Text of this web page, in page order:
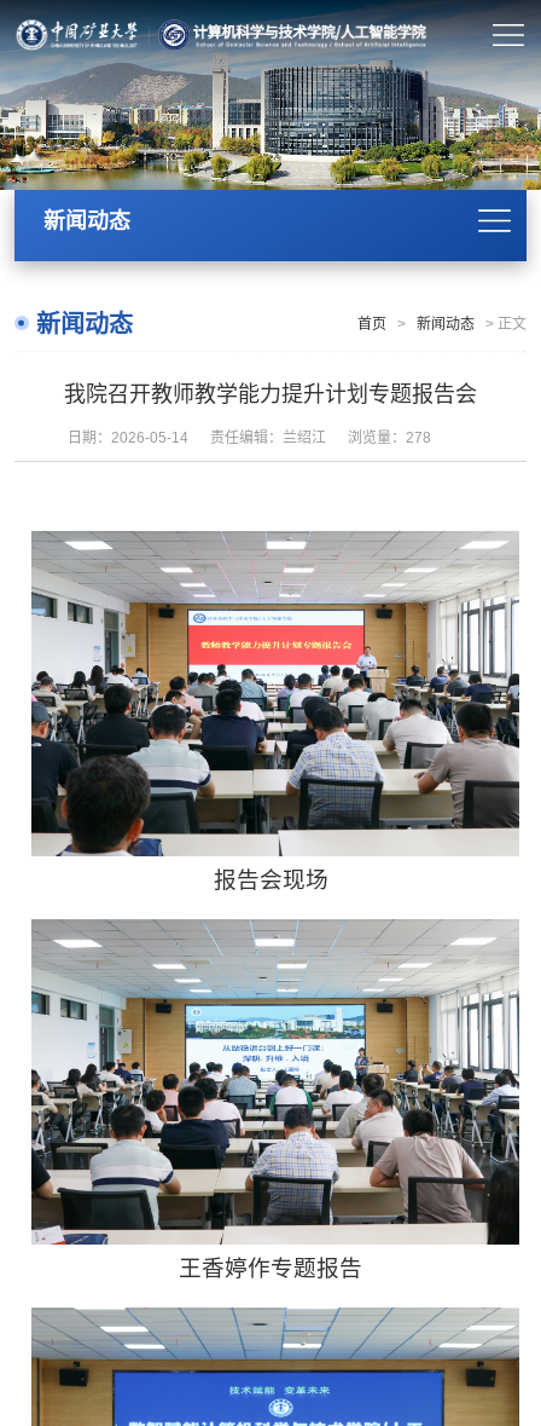
新闻动态
新闻动态 首页 > 新闻动态 >正文
我院召开教师教学能力提升计划专题报告会
日期：2026-05-14 责任编辑：兰绍江 浏览量： 278
报告会现场
王香婷作专题报告